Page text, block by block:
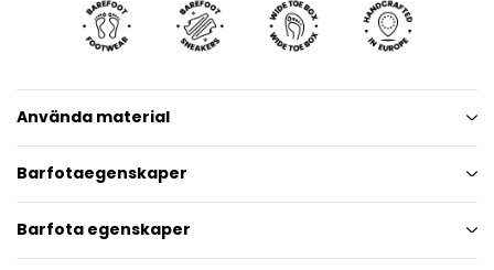
Använda material
Barfotaegenskaper
Barfota egenskaper